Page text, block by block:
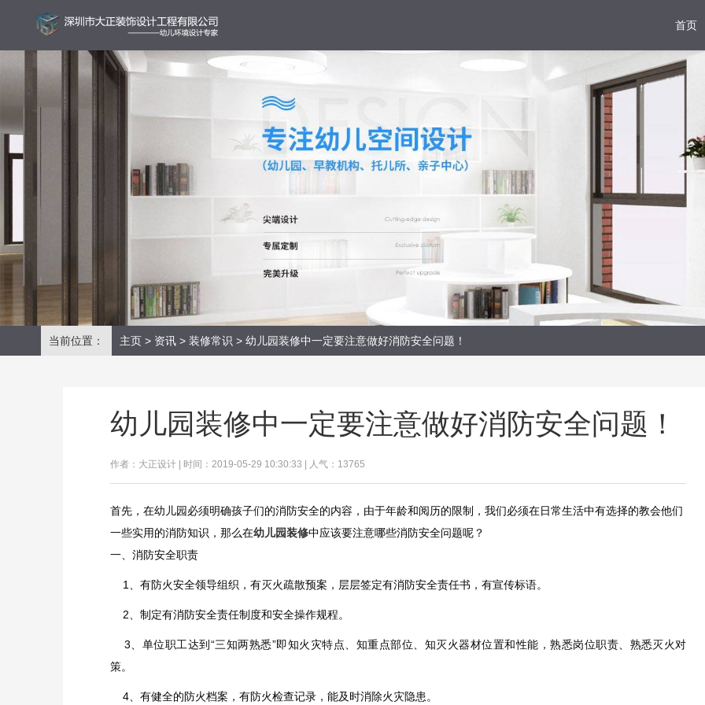
首页
当前位置： 主页 > 资讯 > 装修常识 > 幼儿园装修中一定要注意做好消防安全问题！
幼儿园装修中一定要注意做好消防安全问题！
作者：大正设计 | 时间：2019-05-29 10:30:33 | 人气：13765
首先，在幼儿园必须明确孩子们的消防安全的内容，由于年龄和阅历的限制，我们必须在日常生活中有选择的教会他们
一些实用的消防知识，那么在幼儿园装修中应该要注意哪些消防安全问题呢？
一、消防安全职责
1、有防火安全领导组织，有灭火疏散预案，层层签定有消防安全责任书，有宣传标语。
2、制定有消防安全责任制度和安全操作规程。
3、单位职工达到“三知两熟悉”即知火灾特点、知重点部位、知灭火器材位置和性能，熟悉岗位职责、熟悉灭火对
策。
4、有健全的防火档案，有防火检查记录，能及时消除火灾隐患。